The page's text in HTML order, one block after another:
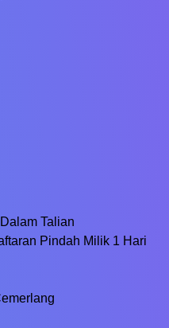
Talian
Pindah Milik 1 Hari